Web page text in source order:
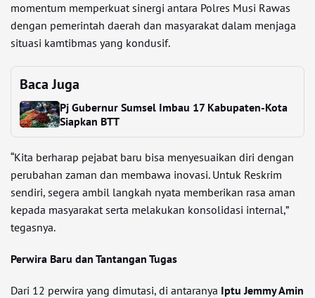
momentum memperkuat sinergi antara Polres Musi Rawas
dengan pemerintah daerah dan masyarakat dalam menjaga
situasi kamtibmas yang kondusif.
Baca Juga
Pj Gubernur Sumsel Imbau 17 Kabupaten-Kota
Siapkan BTT
“Kita berharap pejabat baru bisa menyesuaikan diri dengan
perubahan zaman dan membawa inovasi. Untuk Reskrim
sendiri, segera ambil langkah nyata memberikan rasa aman
kepada masyarakat serta melakukan konsolidasi internal,”
tegasnya.
Perwira Baru dan Tantangan Tugas
Dari 12 perwira yang dimutasi, di antaranya Iptu Jemmy Amin